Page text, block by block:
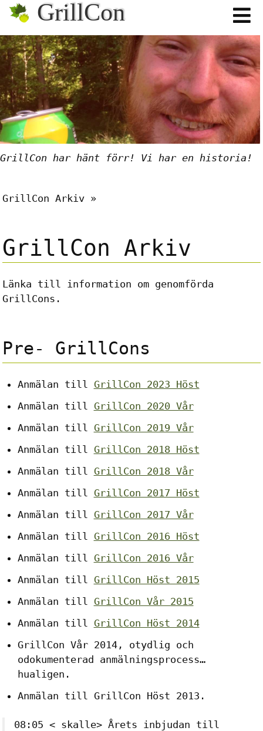
GrillCon
GrillCon har hänt förr! Vi har en historia!
GrillCon Arkiv
GrillCon Arkiv
Länka till information om genomförda
GrillCons.
Pre- GrillCons
Anmälan till GrillCon 2023 Höst
Anmälan till GrillCon 2020 Vår
Anmälan till GrillCon 2019 Vår
Anmälan till GrillCon 2018 Höst
Anmälan till GrillCon 2018 Vår
Anmälan till GrillCon 2017 Höst
Anmälan till GrillCon 2017 Vår
Anmälan till GrillCon 2016 Höst
Anmälan till GrillCon 2016 Vår
Anmälan till GrillCon Höst 2015
Anmälan till GrillCon Vår 2015
Anmälan till GrillCon Höst 2014
GrillCon Vår 2014, otydlig och
odokumenterad anmälningsprocess…
hualigen.
Anmälan till GrillCon Höst 2013.
08:05 < skalle> Årets inbjudan till